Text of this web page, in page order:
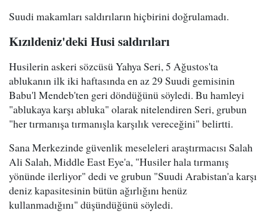
Suudi makamları saldırıların hiçbirini doğrulamadı.
Kızıldeniz'deki Husi saldırıları
Husilerin askeri sözcüsü Yahya Seri, 5 Ağustos'ta
ablukanın ilk iki haftasında en az 29 Suudi gemisinin
Babu'l Mendeb'ten geri döndüğünü söyledi. Bu hamleyi
"ablukaya karşı abluka" olarak nitelendiren Seri, grubun
"her tırmanışa tırmanışla karşılık vereceğini" belirtti.
Sana Merkezinde güvenlik meseleleri araştırmacısı Salah
Ali Salah, Middle East Eye'a, "Husiler hala tırmanış
yönünde ilerliyor" dedi ve grubun "Suudi Arabistan'a karşı
deniz kapasitesinin bütün ağırlığını henüz
kullanmadığını" düşündüğünü söyledi.